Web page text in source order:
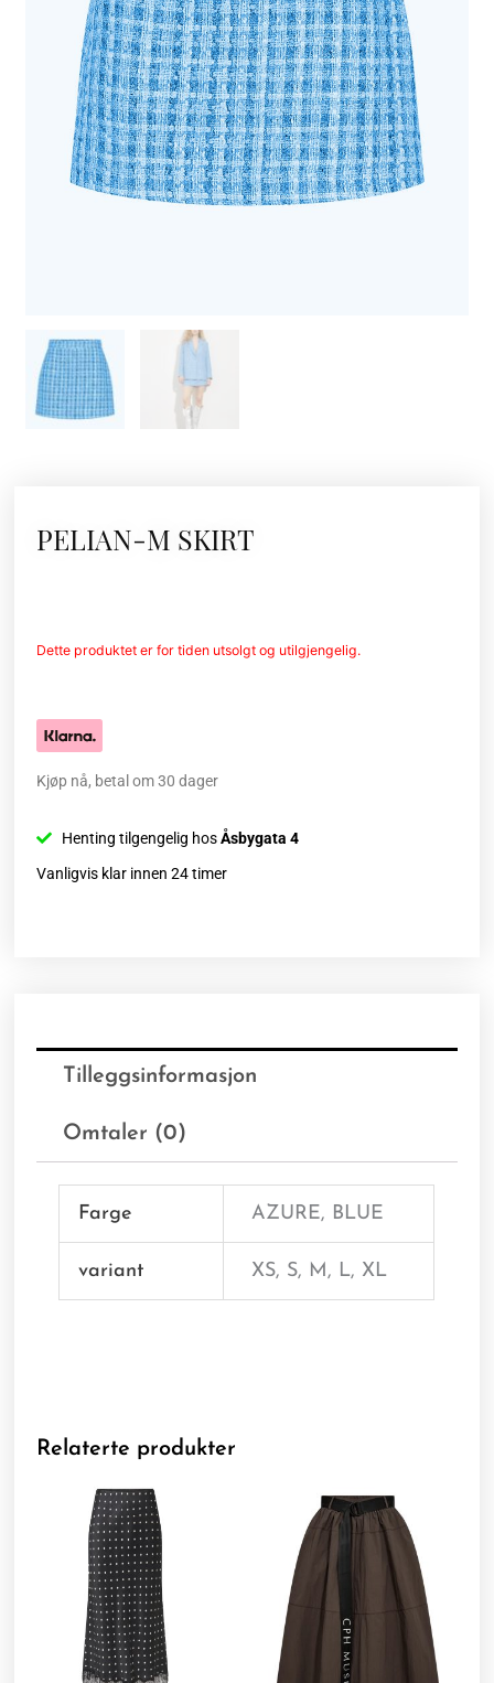
PELIAN-M SKIRT
Dette produktet er for tiden utsolgt og utilgjengelig.
Kjøp nå, betal om 30 dager
Henting tilgengelig hosÅsbygata 4
Vanligvis klar innen 24 timer
Tilleggsinformasjon
Omtaler (0)
Farge AZURE, BLUE
variant XS, S, M, L, XL
Relaterte produkter